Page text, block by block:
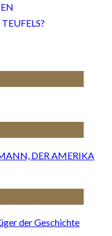
DER AMERIKA
der Geschichte